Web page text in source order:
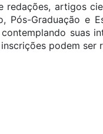
redações, artigos
Pós-Graduação e
suas
podem ser